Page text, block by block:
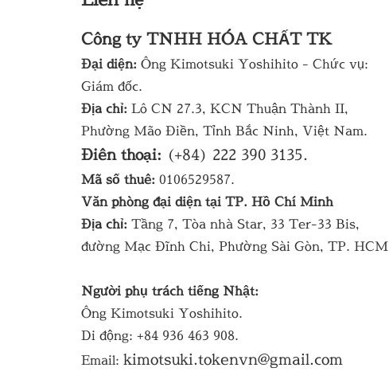
Công ty TNHH HÓA CHẤT TK
Đại diện: Ông Kimotsuki Yoshihito - Chức vụ:
Giám đốc.
Địa chỉ: Lô CN 27.3, KCN Thuận Thành II,
Phường Mão Điền, Tỉnh Bắc Ninh, Việt Nam.
Điên thoại: (+84) 222 390 3135.
Mã số thuê: 0106529587.
Văn phòng đại diện tại TP. Hồ Chí Minh
Địa chỉ: Tầng 7, Tòa nhà Star, 33 Ter-33 Bis,
đường Mạc Đĩnh Chi, Phường Sài Gòn, TP. HCM
Người phụ trách tiếng Nhật:
Ông Kimotsuki Yoshihito.
Di động: +84 936 463 908.
Email: kimotsuki.tokenvn@gmail.com